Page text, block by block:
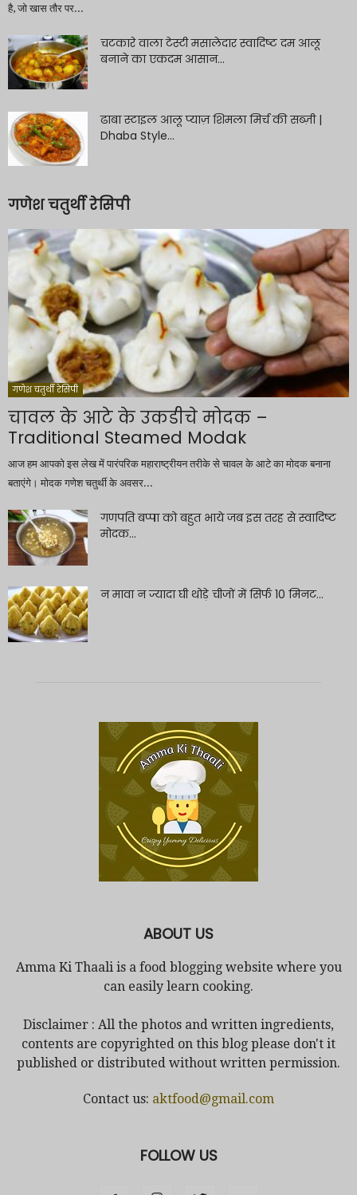
है, जो खास तौर पर...
चटकारे वाला टेस्टी मसालेदार स्वादिष्ट दम आलू
बनाने का एकदम आसान...
ढाबा स्टाइल आलू प्याज़ शिमला मिर्च की सब्ज़ी |
Dhaba Style...
गणेश चतुर्थी रेसिपी
गणेश चतुर्थी रेसिपी
चावल के आटे के उकडीचे मोदक –
Traditional Steamed Modak
आज हम आपको इस लेख में पारंपरिक महाराष्ट्रीयन तरीके से चावल के आटे का मोदक बनाना
बताएंगे। मोदक गणेश चतुर्थी के अवसर...
गणपति बप्पा को बहुत भाये जब इस तरह से स्वादिष्ट
मोदक...
न मावा न ज्यादा घी थोड़े चीजों में सिर्फ 10 मिनट...
ABOUT US
Amma Ki Thaali is a food blogging website where you
can easily learn cooking.
Disclaimer : All the photos and written ingredients,
contents are copyrighted on this blog please don't it
published or distributed without written permission.
Contact us: aktfood@gmail.com
FOLLOW US